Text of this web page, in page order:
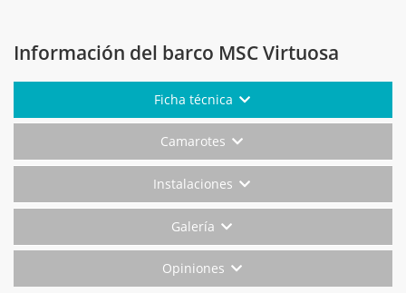
Información del barco MSC Virtuosa
Ficha técnica
Camarotes
Instalaciones
Galería
Opiniones